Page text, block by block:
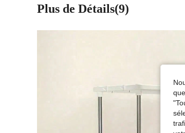
Plus de Détails(9)